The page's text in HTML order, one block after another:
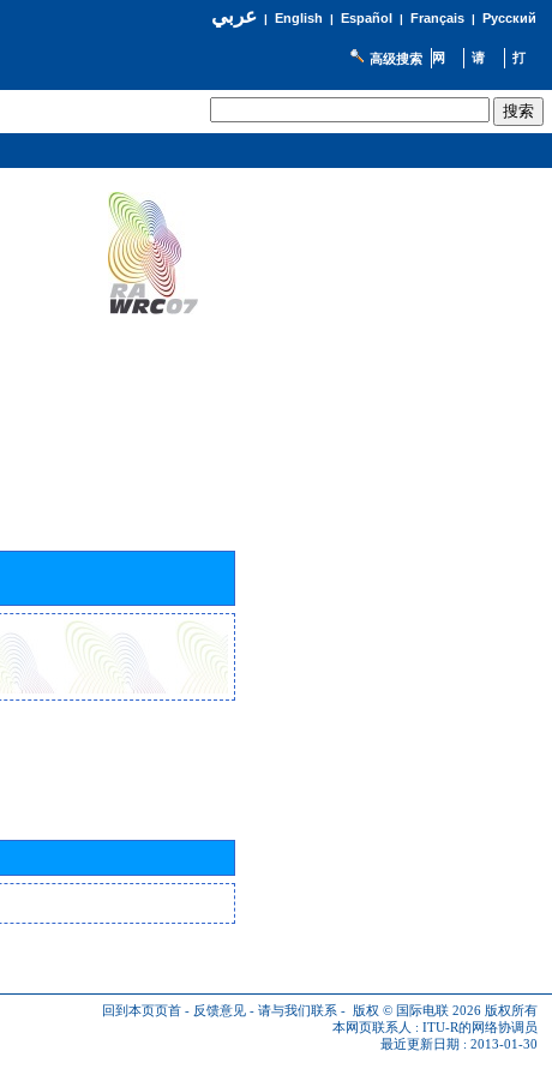
عربي| English | Español | Français| Русский
高级搜索
回到本页页首 - 反馈意见 - 请与我们联系 - 版权 © 国际电联 2026 版权所有
本网页联系人 : ITU-R的网络协调员
最近更新日期 : 2013-01-30